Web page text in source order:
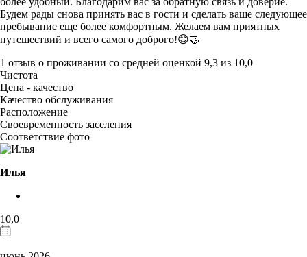
Будем рады снова принять вас в гости и сделать ваше следующее
пребывание еще более комфортным. Желаем вам приятных
путешествий и всего самого доброго!😊🤝
1 отзыв о проживании со средней оценкой 9,3 из 10,0
Чистота
Цена - качество
Качество обслуживания
Расположение
Своевременность заселения
Соответствие фото
Илья
10,0